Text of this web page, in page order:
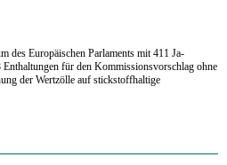
des Europäischen Parlaments mit 411 Ja-
für den Kommissionsvorschlag ohne
der Wertzölle auf stickstoffhaltige